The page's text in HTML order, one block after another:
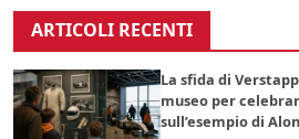
ARTICOLI RECENTI
La sfida di
museo per
sull’esempio di